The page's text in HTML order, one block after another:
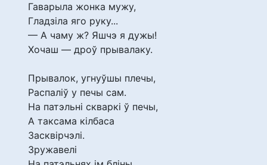
Гаварыла жонка мужу,
Гладзіла яго руку...
— А чаму ж? Яшчэ я дужы!
Хочаш — дроў прывалаку.
Прывалок, угнуўшы плечы,
Распаліў у печы сам.
На патэльні скваркі ў печы,
А таксама кілбаса
Засквірчэлі.
Зружавелі